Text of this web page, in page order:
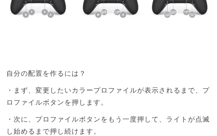
自分の配置を作るには？
・まず、変更したいカラープロファイルが表示されるまで、プ
ロファイルボタンを押します。
・次に、プロファイルボタンをもう一度押して、ライトが点滅
し始めるまで押し続けます。